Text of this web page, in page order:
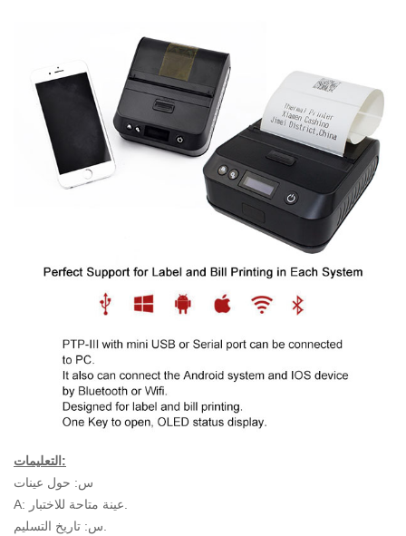
التعليمات:
س: حول عينات